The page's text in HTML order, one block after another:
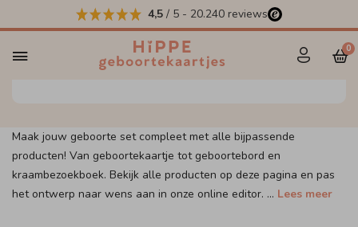
4,5 / 5 - 20.240 reviews
0
Maak jouw set compleet
Maak jouw geboorte set compleet met alle bijpassende
producten! Van geboortekaartje tot geboortebord en
kraambezoekboek. Bekijk alle producten op deze pagina en pas
het ontwerp naar wens aan in onze online editor. ... Lees meer